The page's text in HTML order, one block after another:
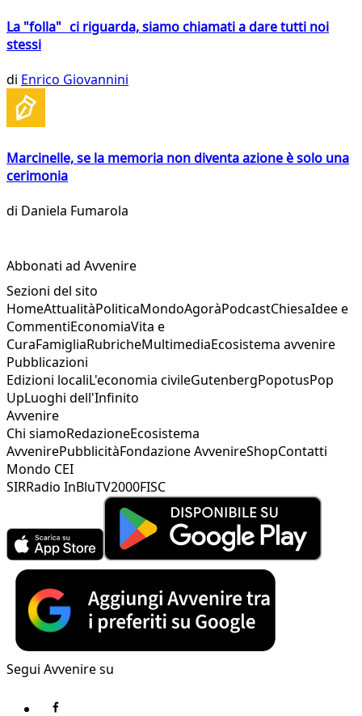
La "folla" ci riguarda, siamo chiamati a dare tutti noi
stessi
di Enrico Giovannini
Marcinelle, se la memoria non diventa azione è solo una
cerimonia
di Daniela Fumarola
Abbonati ad Avvenire
Sezioni del sito
HomeAttualitàPoliticaMondoAgoràPodcastChiesaIdee e
CommentiEconomiaVita e
CuraFamigliaRubricheMultimediaEcosistema avvenire
Pubblicazioni
Edizioni localiL'economia civileGutenbergPopotusPop
UpLuoghi dell'Infinito
Avvenire
Chi siamoRedazioneEcosistema
AvvenirePubblicitàFondazione AvvenireShopContatti
Mondo CEI
SIRRadio InBluTV2000FISC
Segui Avvenire su